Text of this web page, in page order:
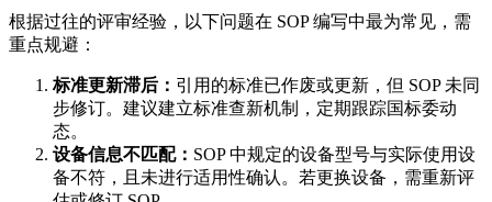
根据过往的评审经验，以下问题在 SOP 编写中最为常见，需
重点规避：
标准更新滞后： 引用的标准已作废或更新，但 SOP 未同
步修订。建议建立标准查新机制，定期跟踪国标委动
态。
设备信息不匹配： SOP 中规定的设备型号与实际使用设
备不符，且未进行适用性确认。若更换设备，需重新评